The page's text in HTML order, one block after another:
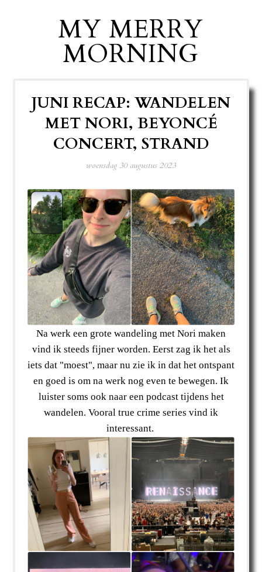
MY MERRY
MORNING
JUNI RECAP: WANDELEN
MET NORI, BEYONCÉ
CONCERT, STRAND
woensdag 30 augustus 2023
Na werk een grote wandeling met Nori maken
vind ik steeds fijner worden. Eerst zag ik het als
iets dat "moest", maar nu zie ik in dat het ontspant
en goed is om na werk nog even te bewegen. Ik
luister soms ook naar een podcast tijdens het
wandelen. Vooral true crime series vind ik
interessant.